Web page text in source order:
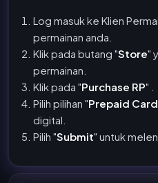
Log masuk ke Klien
permainan anda.
Klik pada butang "Store"
permainan.
Klik pada "Purchase RP" .
Pilih pilihan "Prepaid
digital.
Pilih "Submit" untuk